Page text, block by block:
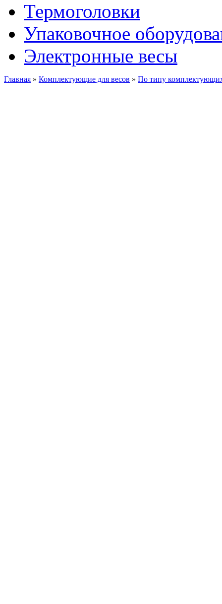
Термоголовки
Упаковочное
Электронные весы
Главная » Комплектующие для весов » По типу